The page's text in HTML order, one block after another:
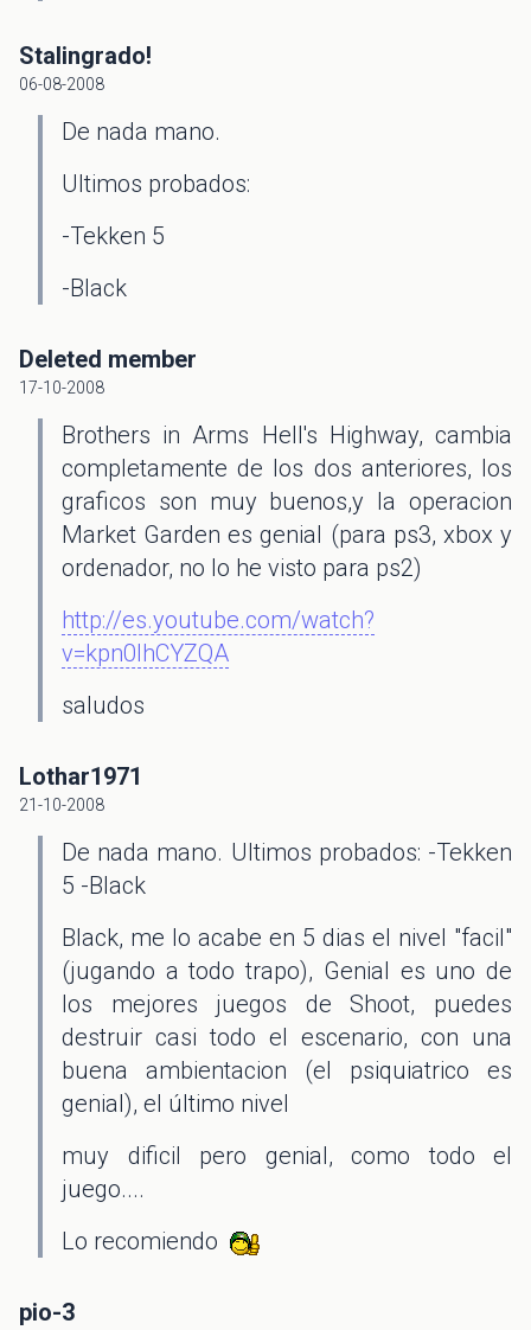
Stalingrado!
06-08-2008
De nada mano.
Ultimos probados:
-Tekken 5
-Black
Deleted member
17-10-2008
Brothers in Arms Hell's Highway, cambia
completamente de los dos anteriores, los
graficos son muy buenos,y la operacion
Market Garden es genial (para ps3, xbox y
ordenador, no lo he visto para ps2)
http://es.youtube.com/watch?
v=kpn0IhCYZQA
saludos
Lothar1971
21-10-2008
De nada mano. Ultimos probados: -Tekken
5 -Black
Black, me lo acabe en 5 dias el nivel "facil"
(jugando a todo trapo), Genial es uno de
los mejores juegos de Shoot, puedes
destruir casi todo el escenario, con una
buena ambientacion (el psiquiatrico es
genial), el último nivel
muy dificil pero genial, como todo el
juego....
Lo recomiendo
pio-3